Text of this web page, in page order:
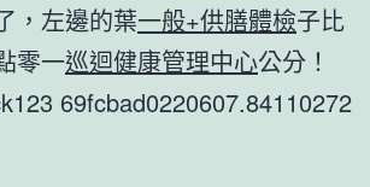
，左邊的葉一般+供膳體檢子比
零一巡迴健康管理中心公分！
69fcbad0220607.84110272